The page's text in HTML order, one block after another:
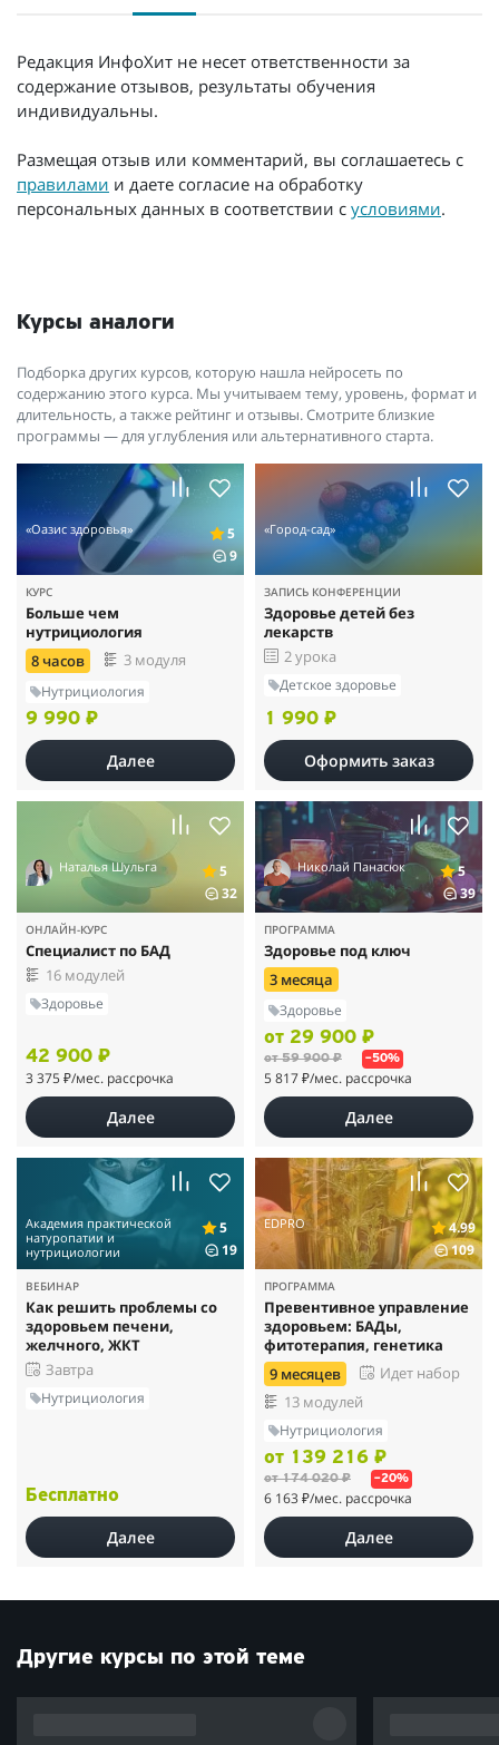
Редакция ИнфоХит не несет ответственности за
содержание отзывов, результаты обучения
индивидуальны.
Размещая отзыв или комментарий, вы соглашаетесь с
правилами и даете согласие на обработку
персональных данных в соответствии с условиями.
Курсы аналоги
Подборка других курсов, которую нашла нейросеть по
содержанию этого курса. Мы учитываем тему, уровень, формат и
длительность, а также рейтинг и отзывы. Смотрите близкие
программы — для углубления или альтернативного старта.
«Оазис здоровья»
5
9
КУРС
Больше чем
нутрициология
8 часов
3 модуля
Нутрициология
9 990 ₽
Далее
«Город-сад»
ЗАПИСЬ КОНФЕРЕНЦИИ
Здоровье детей без
лекарств
2 урока
Детское здоровье
1 990 ₽
Оформить заказ
Наталья Шульга
5
32
ОНЛАЙН-КУРС
Специалист по БАД
16 модулей
Здоровье
42 900 ₽
3 375 ₽/мес. рассрочка
Далее
Николай Панасюк
5
39
ПРОГРАММА
Здоровье под ключ
3 месяца
Здоровье
от 29 900 ₽
от 59 900 ₽ –50%
5 817 ₽/мес. рассрочка
Далее
Академия практической
натуропатии и
нутрициологии
5
19
ВЕБИНАР
Как решить проблемы со
здоровьем печени,
желчного, ЖКТ
Завтра
Нутрициология
Бесплатно
Далее
EDPRO
4.99
109
ПРОГРАММА
Превентивное управление
здоровьем: БАДы,
фитотерапия, генетика
9 месяцев
Идет набор
13 модулей
Нутрициология
от 139 216 ₽
от 174 020 ₽ –20%
6 163 ₽/мес. рассрочка
Далее
Другие курсы по этой теме